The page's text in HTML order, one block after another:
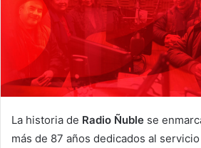
La historia de Radio Ñuble se
más de 87 años dedicados al